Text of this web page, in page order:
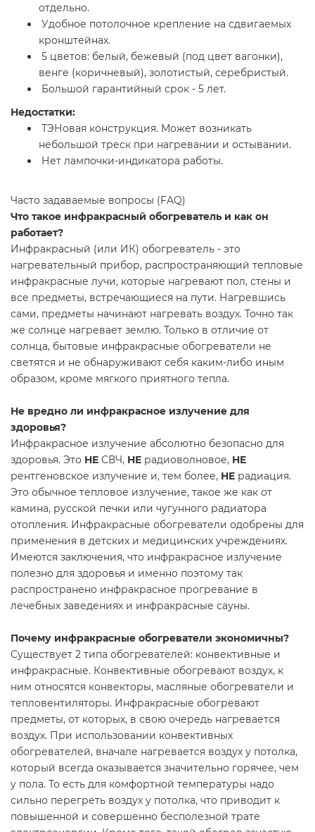
отдельно.
Удобное потолочное крепление на сдвигаемых
кронштейнах.
5 цветов: белый, бежевый (под цвет вагонки),
венге (коричневый), золотистый, серебристый.
Большой гарантийный срок - 5 лет.
Недостатки:
ТЭНовая конструкция. Может возникать
небольшой треск при нагревании и остывании.
Нет лампочки-индикатора работы.
Часто задаваемые вопросы (FAQ)
Что такое инфракрасный обогреватель и как он
работает?
Инфракрасный (или ИК) обогреватель - это
нагревательный прибор, распространяющий тепловые
инфракрасные лучи, которые нагревают пол, стены и
все предметы, встречающиеся на пути. Нагревшись
сами, предметы начинают нагревать воздух. Точно так
же солнце нагревает землю. Только в отличие от
солнца, бытовые инфракрасные обогреватели не
светятся и не обнаруживают себя каким-либо иным
образом, кроме мягкого приятного тепла.
Не вредно ли инфракрасное излучение для
здоровья?
Инфракрасное излучение абсолютно безопасно для
здоровья. Это НЕ СВЧ, НЕ радиоволновое, НЕ
рентгеновское излучение и, тем более, НЕ радиация.
Это обычное тепловое излучение, такое же как от
камина, русской печки или чугунного радиатора
отопления. Инфракрасные обогреватели одобрены для
применения в детских и медицинских учреждениях.
Имеются заключения, что инфракрасное излучение
полезно для здоровья и именно поэтому так
распространено инфракрасное прогревание в
лечебных заведениях и инфракрасные сауны.
Почему инфракрасные обогреватели экономичны?
Существует 2 типа обогревателей: конвективные и
инфракрасные. Конвективные обогревают воздух, к
ним относятся конвекторы, масляные обогреватели и
тепловентиляторы. Инфракрасные обогревают
предметы, от которых, в свою очередь нагревается
воздух. При использовании конвективных
обогревателей, вначале нагревается воздух у потолка,
который всегда оказывается значительно горячее, чем
у пола. То есть для комфортной температуры надо
сильно перегреть воздух у потолка, что приводит к
повышенной и совершенно бесполезной трате